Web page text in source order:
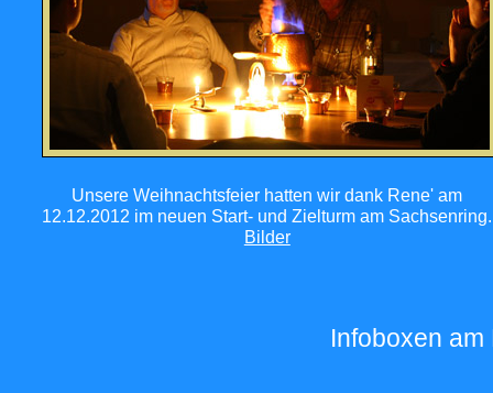
Unsere Weihnachtsfeier hatten wir dank Rene' am
12.12.2012 im neuen Start- und Zielturm am Sachsenring.
Bilder
Infoboxen